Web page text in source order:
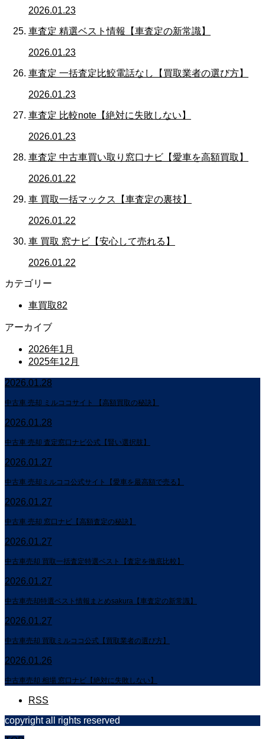
2026.01.23
車査定 精選ベスト情報【車査定の新常識】
2026.01.23
車査定 一括査定比鮫電話なし【買取業者の選び方】
2026.01.23
車査定 比較note【絶対に失敗しない】
2026.01.23
車査定 中古車買い取り窓口ナビ【愛車を高額買取】
2026.01.22
車 買取一括マックス【車査定の裏技】
2026.01.22
車 買取 窓ナビ【安心して売れる】
2026.01.22
カテゴリー
車買取82
アーカイブ
2026年1月
2025年12月
2026.01.28
中古車 売却 ミルココサイト 【高額買取の秘訣】
2026.01.28
中古車 売却 査定窓口ナビ公式【賢い選択肢】
2026.01.27
中古車 売却ミルココ公式サイト【愛車を最高額で売る】
2026.01.27
中古車 売却 窓口ナビ【高額査定の秘訣】
2026.01.27
中古車売却 買取一括査定特選ベスト【査定を徹底比較】
2026.01.27
中古車売却特選ベスト情報まとめsakura【車査定の新常識】
2026.01.27
中古車売却 買取ミルココ公式【買取業者の選び方】
2026.01.26
中古車売却 相場 窓口ナビ【絶対に失敗しない】
RSS
copyright all rights reserved